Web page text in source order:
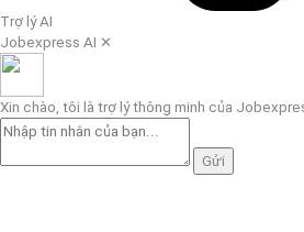
Trợ lý AI
Jobexpress AI ✕
Xin chào, tôi là trợ lý thông minh của
Gửi